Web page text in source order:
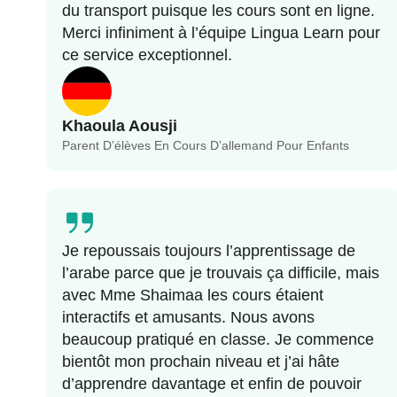
Khaoula Aousji
Parent D’élèves En Cours D’allemand Pour Enfants
du transport puisque les cours sont en ligne.
Merci infiniment à l’équipe Lingua Learn pour
ce service exceptionnel.
Je repoussais toujours l’apprentissage de
l’arabe parce que je trouvais ça difficile, mais
avec Mme Shaimaa les cours étaient
interactifs et amusants. Nous avons
beaucoup pratiqué en classe. Je commence
bientôt mon prochain niveau et j’ai hâte
d’apprendre davantage et enfin de pouvoir